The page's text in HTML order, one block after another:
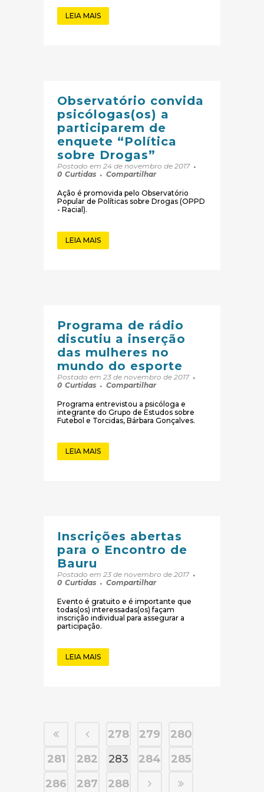
LEIA MAIS
Observatório convida
psicólogas(os) a
participarem de
enquete “Política
sobre Drogas”
Postado em 24 de novembro de 2017
0 Curtidas Compartilhar
Ação é promovida pelo Observatório
Popular de Políticas sobre Drogas (OPPD
- Racial).
LEIA MAIS
Programa de rádio
discutiu a inserção
das mulheres no
mundo do esporte
Postado em 23 de novembro de 2017
0 Curtidas Compartilhar
Programa entrevistou a psicóloga e
integrante do Grupo de Estudos sobre
Futebol e Torcidas, Bárbara Gonçalves.
LEIA MAIS
Inscrições abertas
para o Encontro de
Bauru
Postado em 23 de novembro de 2017
0 Curtidas Compartilhar
Evento é gratuito e é importante que
todas(os) interessadas(os) façam
inscrição individual para assegurar a
participação.
LEIA MAIS
278 279
280
281
282 283 284
285
286
287 288